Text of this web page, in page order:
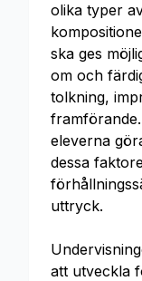
olika typer
ska ges
om och
tolkning,
eleverna
dessa
uttryck.
att utveckla